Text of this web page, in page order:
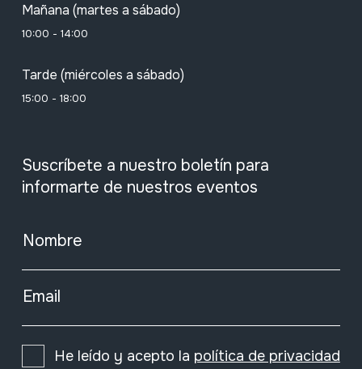
Mañana (martes a sábado)
10:00 - 14:00
Tarde (miércoles a sábado)
15:00 - 18:00
Suscríbete a nuestro boletín para
informarte de nuestros eventos
Nombre
Email
He leído y acepto la política de privacidad